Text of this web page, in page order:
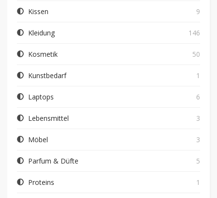
Kissen 9
Kleidung 146
Kosmetik 50
Kunstbedarf 1
Laptops 6
Lebensmittel 3
Möbel 3
Parfum & Düfte 5
Proteins 1